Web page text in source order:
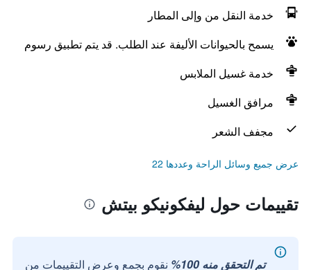
خدمة النقل من وإلى المطار
يسمح بالحيوانات الأليفة عند الطلب. قد يتم تطبيق رسوم
خدمة غسيل الملابس
مرافق الغسيل
مجفف الشعر
عرض جميع وسائل الراحة وعددها 22
تقييمات حول ليفكونيكو بيتش
تم التحقق منه 100% نقوم بجمع وعرض التقييمات من